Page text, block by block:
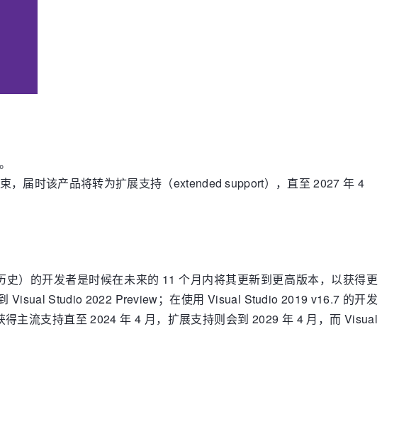
届时该产品将转为扩展支持（extended support），直至 2027 年 4
）的开发者是时候在未来的 11 个月内将其更新到更高版本，以获得更
Visual Studio 2022 Preview；在使用 Visual Studio 2019 v16.7 的开发
主流支持直至 2024 年 4 月，扩展支持则会到 2029 年 4 月，而 Visual